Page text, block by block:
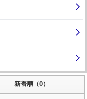
新着順（0）